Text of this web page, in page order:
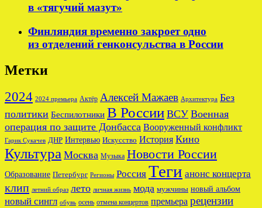
в «тягучий мазут»
Финляндия временно закроет одно
из отделений генконсульства в России
Метки
2024 2024 премьера Актёр Алексей Мажаев Архитектура Без
политики Беспилотники В России ВСУ Военная
операция по защите Донбасса Вооруженный конфликт
Гарик Сукачев ДНР Интервью Искусство История Кино
Культура Москва Музыка Новости России
Образование Петербург Регионы Россия Теги анонс концерта
клип летний образ лето личная жизнь мода мужчины новый альбом
новый сингл обувь осень отмена концертов премьера рецензии